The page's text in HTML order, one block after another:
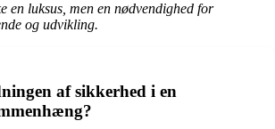
en luksus, men en nødvendighed for
og udvikling.
af sikkerhed i en